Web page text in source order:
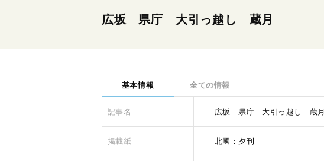
広坂 県庁 大引っ越し 蔵月
基本情報 全ての情報
記事名 広坂 県庁 大引っ越し 蔵月
掲載紙 北國：夕刊